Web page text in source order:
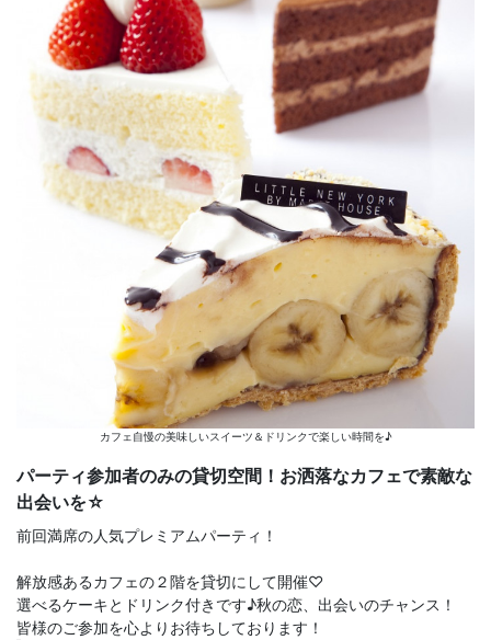
カフェ自慢の美味しいスイーツ＆ドリンクで楽しい時間を♪
パーティ参加者のみの貸切空間！お洒落なカフェで素敵な
出会いを☆
前回満席の人気プレミアムパーティ！
解放感あるカフェの２階を貸切にして開催♡
選べるケーキとドリンク付きです♪秋の恋、出会いのチャンス！
皆様のご参加を心よりお待ちしております！